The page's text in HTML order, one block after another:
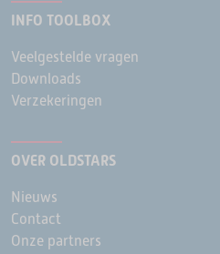
INFO TOOLBOX
Veelgestelde vragen
Downloads
Verzekeringen
OVER OLDSTARS
Nieuws
Contact
Onze partners